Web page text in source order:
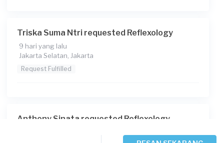
Triska Suma Ntri requested Reflexology
9 hari yang lalu
Jakarta Selatan, Jakarta
Request Fulfilled
Anthony Sinata requested Reflexology